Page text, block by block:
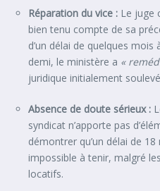
Réparation du vice : Le juge
bien tenu compte de sa
d’un délai de quelques
demi, le ministère a «
juridique initialement
Absence de doute sérieux :
syndicat n’apporte pas
démontrer qu’un délai de
impossible à tenir, malgré
locatifs.